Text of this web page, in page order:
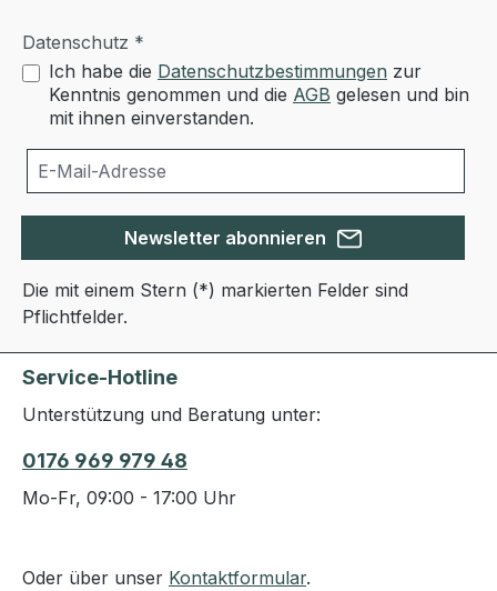
Datenschutz *
Ich habe die Datenschutzbestimmungen zur
Kenntnis genommen und die AGB gelesen und bin
mit ihnen einverstanden.
Newsletter abonnieren
Die mit einem Stern (*) markierten Felder sind
Pflichtfelder.
Service-Hotline
Unterstützung und Beratung unter:
0176 969 979 48
Mo-Fr, 09:00 - 17:00 Uhr
Oder über unser Kontaktformular.